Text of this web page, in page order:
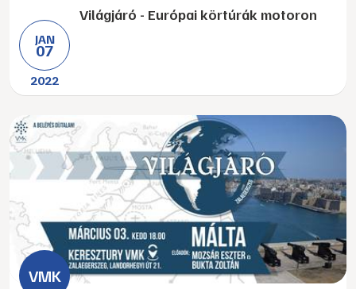
JAN
07
2022
Világjáró - Európai körtúrák motoron